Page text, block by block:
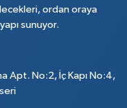
ordan oraya
sunuyor.
Apt. No:2, İç Kapı No:4,